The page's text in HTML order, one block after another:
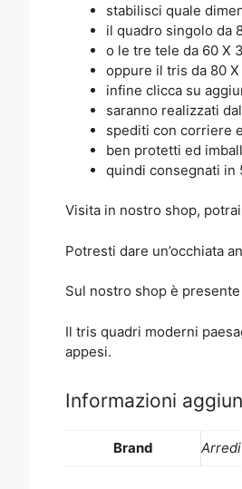
stabilisci quale
il quadro singolo da
o le tre tele da 60 X
oppure il tris da 80 X
infine clicca su
saranno realizzati
spediti con corriere
ben protetti ed
quindi consegnati in
Visita in nostro shop,
Potresti dare un’occhiata
Sul nostro shop è
Il tris quadri moderni
appesi.
Informazioni
Brand